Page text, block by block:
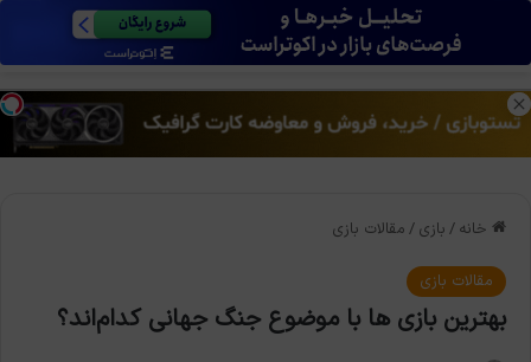
خانه / بازی / مقالات بازی
مقالات بازی
بهترین بازی ها با موضوع جنگ جهانی کدام‌اند؟